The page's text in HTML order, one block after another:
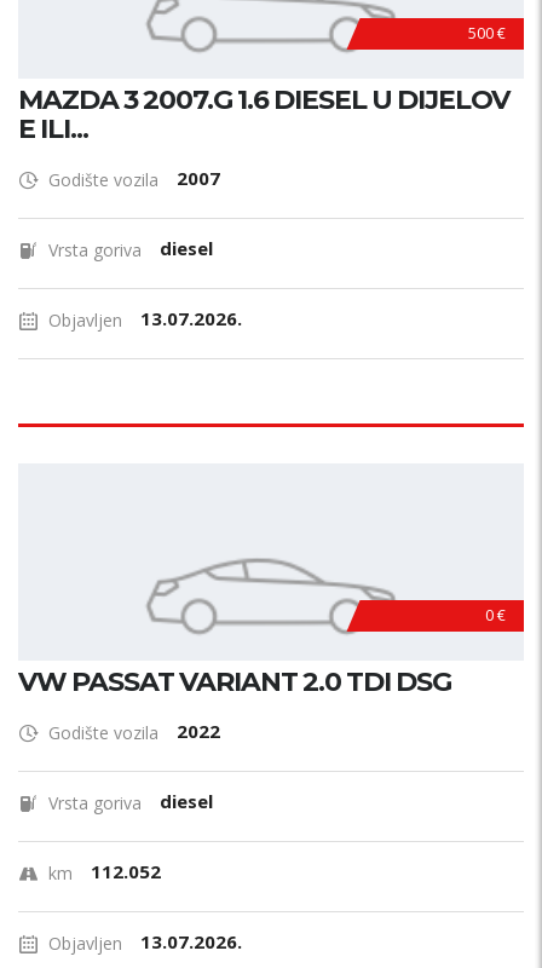
500 €
MAZDA 3 2007.G 1.6 DIESEL U DIJELOV
E ILI...
Godište vozila 2007
Vrsta goriva diesel
Objavljen 13.07.2026.
0 €
VW PASSAT VARIANT 2.0 TDI DSG
Godište vozila 2022
Vrsta goriva diesel
km 112.052
Objavljen 13.07.2026.